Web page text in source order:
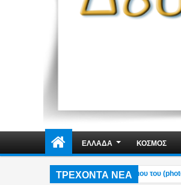
ΕΛΛΑΔΑ ΚΟΣΜΟΣ
ΤΡΕΧΟΝΤΑ ΝΕΑ
Πόρτο Γερμενό – Η ανάρτηση του γιου του (photo)